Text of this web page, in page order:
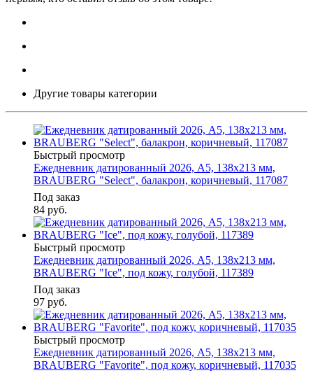
Другие товары категории
Быстрый просмотр
Ежедневник датированный 2026, А5, 138x213 мм,
BRAUBERG "Select", балакрон, коричневый, 117087
Под заказ
84 руб.
Быстрый просмотр
Ежедневник датированный 2026, А5, 138х213 мм,
BRAUBERG "Ice", под кожу, голубой, 117389
Под заказ
97 руб.
Быстрый просмотр
Ежедневник датированный 2026, А5, 138x213 мм,
BRAUBERG "Favorite", под кожу, коричневый, 117035